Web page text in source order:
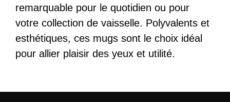
remarquable pour le quotidien ou pour
votre collection de vaisselle. Polyvalents et
esthétiques, ces mugs sont le choix idéal
pour allier plaisir des yeux et utilité.